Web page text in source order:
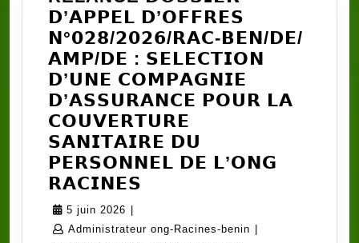
𝗗’𝗔𝗣𝗣𝗘𝗟 𝗗’𝗢𝗙𝗙𝗥𝗘𝗦
𝗡°𝟬𝟮𝟴/𝟮𝟬𝟮𝟲/𝗥𝗔𝗖-𝗕𝗘𝗡/𝗗𝗘/
𝗔𝗠𝗣/𝗗𝗘 : 𝗦𝗘𝗟𝗘𝗖𝗧𝗜𝗢𝗡
𝗗’𝗨𝗡𝗘 𝗖𝗢𝗠𝗣𝗔𝗚𝗡𝗜𝗘
𝗗’𝗔𝗦𝗦𝗨𝗥𝗔𝗡𝗖𝗘 𝗣𝗢𝗨𝗥 𝗟𝗔
𝗖𝗢𝗨𝗩𝗘𝗥𝗧𝗨𝗥𝗘
𝗦𝗔𝗡𝗜𝗧𝗔𝗜𝗥𝗘 𝗗𝗨
𝗣𝗘𝗥𝗦𝗢𝗡𝗡𝗘𝗟 𝗗𝗘 𝗟’𝗢𝗡𝗚
𝗥𝗔𝗖𝗜𝗡𝗘𝗦
𝗗’𝗔𝗣𝗣𝗘𝗟
5 juin 2026 5
juin
Administrateur ong-Racines-benin Administrateur